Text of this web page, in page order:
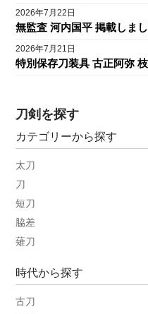
2026年7月22日
無監査 河内国平 掲載しまし
2026年7月21日
特別保存刀装具 古正阿弥
刀剣を探す
カテゴリーから探す
太刀
刀
短刀
脇差
薙刀
時代から探す
古刀